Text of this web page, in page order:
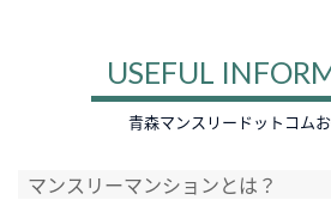
USEFUL
青森マンスリードットコム
マンスリーマンションとは？